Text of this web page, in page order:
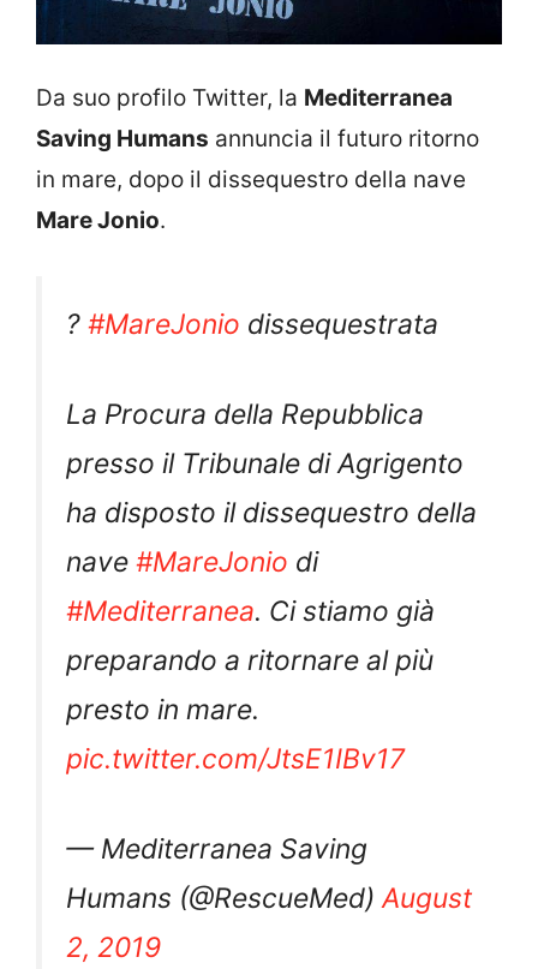
Da suo profilo Twitter, la Mediterranea
Saving Humans annuncia il futuro ritorno
in mare, dopo il dissequestro della nave
Mare Jonio.
? #MareJonio dissequestrata
La Procura della Repubblica
presso il Tribunale di Agrigento
ha disposto il dissequestro della
nave #MareJonio di
#Mediterranea. Ci stiamo già
preparando a ritornare al più
presto in mare.
pic.twitter.com/JtsE1IBv17
— Mediterranea Saving
Humans (@RescueMed)August
2, 2019